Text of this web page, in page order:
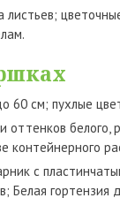
60 см; пухлые
белого,
контейнерного
с
Белая гортензия